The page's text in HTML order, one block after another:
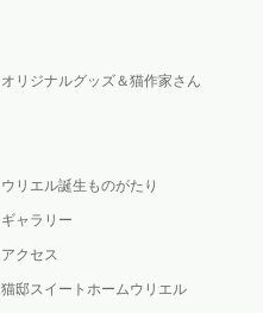
オリジナルグッズ＆猫作家さん
ウリエル誕生ものがたり
ギャラリー
アクセス
猫邸スイートホームウリエル